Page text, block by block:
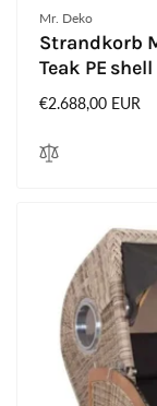
Anbieter:
Mr. Deko
Strandkorb
Teak PE
Normaler
€2.688,00 EUR